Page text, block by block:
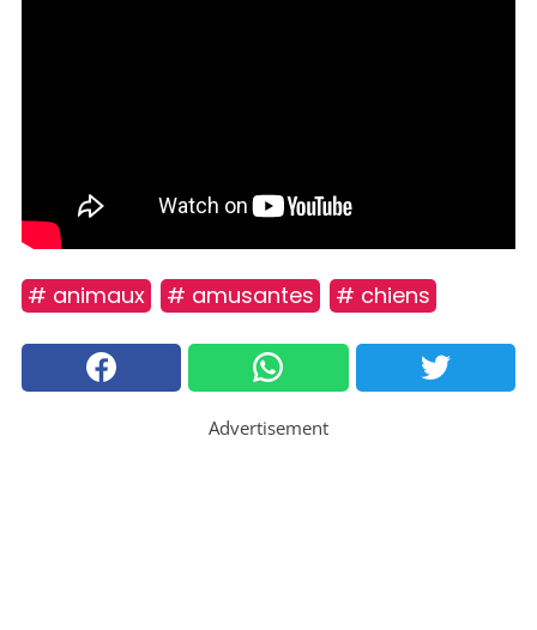
# animaux # amusantes # chiens
Advertisement